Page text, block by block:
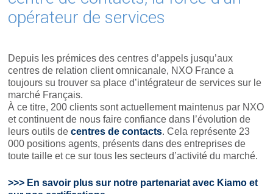
opérateur de services
Depuis les prémices des centres d’appels jusqu’aux
centres de relation client omnicanale, NXO France a
toujours su trouver sa place d’intégrateur de services sur le
marché Français.
À ce titre, 200 clients sont actuellement maintenus par NXO
et continuent de nous faire confiance dans l’évolution de
leurs outils decentres de contacts. Cela représente 23
000 positions agents, présents dans des entreprises de
toute taille et ce sur tous les secteurs d’activité du marché.
>>> En savoir plus sur notre partenariat avec Kiamo et